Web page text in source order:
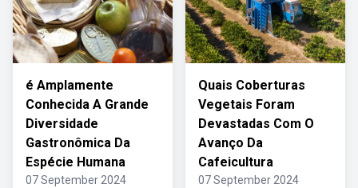
é Amplamente
Conhecida A Grande
Diversidade
Gastronômica Da
Espécie Humana
07 September 2024
Quais Coberturas
Vegetais Foram
Devastadas Com O
Avanço Da
Cafeicultura
07 September 2024